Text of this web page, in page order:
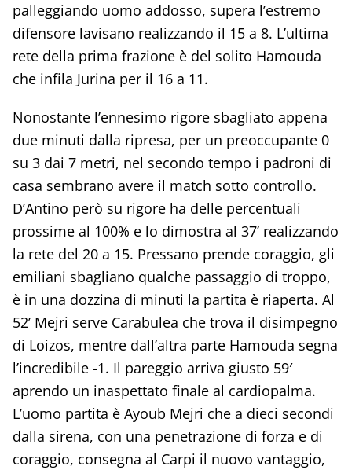
palleggiando uomo addosso, supera l’estremo
difensore lavisano realizzando il 15 a 8. L’ultima
rete della prima frazione è del solito Hamouda
che infila Jurina per il 16 a 11.
Nonostante l’ennesimo rigore sbagliato appena
due minuti dalla ripresa, per un preoccupante 0
su 3 dai 7 metri, nel secondo tempo i padroni di
casa sembrano avere il match sotto controllo.
D’Antino però su rigore ha delle percentuali
prossime al 100% e lo dimostra al 37’ realizzando
la rete del 20 a 15. Pressano prende coraggio, gli
emiliani sbagliano qualche passaggio di troppo,
è in una dozzina di minuti la partita è riaperta. Al
52’ Mejri serve Carabulea che trova il disimpegno
di Loizos, mentre dall’altra parte Hamouda segna
l’incredibile -1. Il pareggio arriva giusto 59′
aprendo un inaspettato finale al cardiopalma.
L’uomo partita è Ayoub Mejri che a dieci secondi
dalla sirena, con una penetrazione di forza e di
coraggio, consegna al Carpi il nuovo vantaggio,